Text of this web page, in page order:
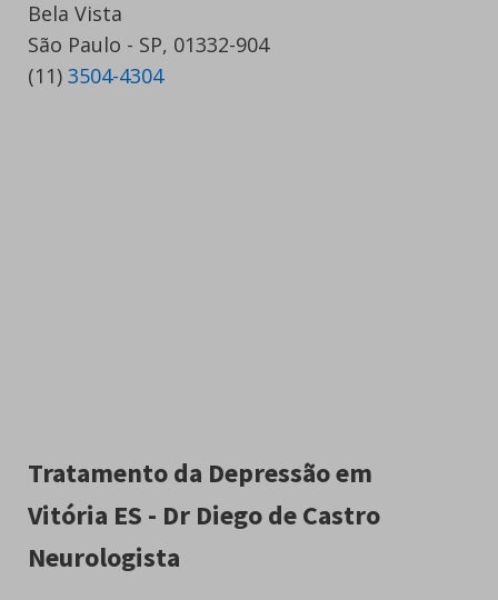
Bela Vista
São Paulo - SP, 01332-904
(11) 3504-4304
Tratamento da Depressão em
Vitória ES - Dr Diego de Castro
Neurologista